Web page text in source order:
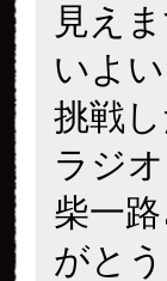
見え
いよ
挑戦
ラジ
柴一
がとう